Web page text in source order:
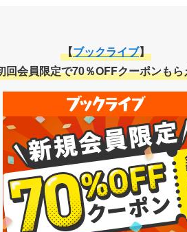
プランの種類
作品の充実度
【ブックライブ】
回会員限定で70％OFFクーポンもら